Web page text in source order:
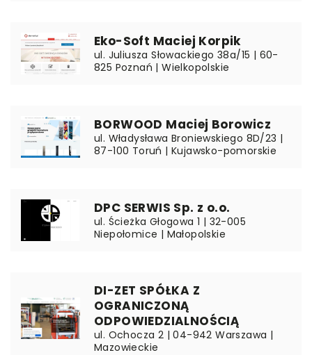
Eko-Soft Maciej Korpik
ul. Juliusza Słowackiego 38a/15 | 60-
825 Poznań | Wielkopolskie
BORWOOD Maciej Borowicz
ul. Władysława Broniewskiego 8D/23 |
87-100 Toruń | Kujawsko-pomorskie
DPC SERWIS Sp. z o.o.
ul. Ścieżka Głogowa 1 | 32-005
Niepołomice | Małopolskie
DI-ZET SPÓŁKA Z
OGRANICZONĄ
ODPOWIEDZIALNOŚCIĄ
ul. Ochocza 2 | 04-942 Warszawa |
Mazowieckie